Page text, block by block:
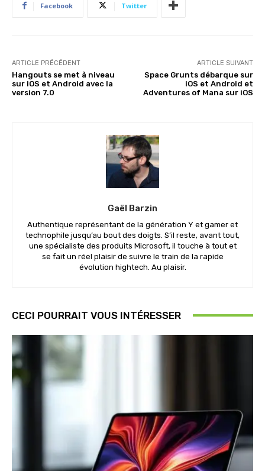
Facebook Twitter
ARTICLE PRÉCÉDENT
Hangouts se met à niveau
sur iOS et Android avec la
version 7.0
ARTICLE SUIVANT
Space Grunts débarque sur
iOS et Android et
Adventures of Mana sur iOS
Gaël Barzin
Authentique représentant de la génération Y et gamer et
technophile jusqu’au bout des doigts. S’il reste, avant tout,
une spécialiste des produits Microsoft, il touche à tout et
se fait un réel plaisir de suivre le train de la rapide
évolution hightech. Au plaisir.
CECI POURRAIT VOUS INTÉRESSER